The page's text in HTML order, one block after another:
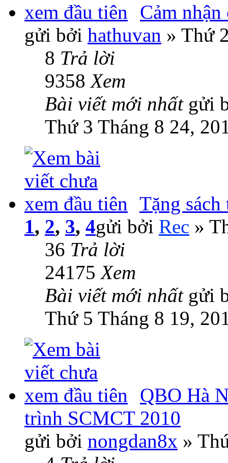
Cảm
gửi bởi hathuvan » Thứ
8 Trả lời
9358Xem
Bài viết mới nhất gửi
Thứ 3 Tháng 8 24,
Tặng
1, 2, 3, 4gửi bởi Rec »
36 Trả lời
24175Xem
Bài viết mới nhất gửi
Thứ 5 Tháng 8 19,
QBO Hà
trình SCMCT 2010
gửi bởi nongdan8x »